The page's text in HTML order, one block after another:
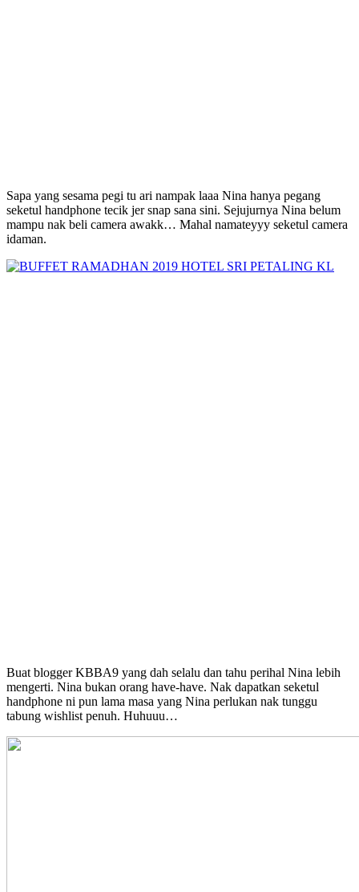
Sapa yang sesama pegi tu ari nampak laaa Nina hanya pegang
seketul handphone tecik jer snap sana sini. Sejujurnya Nina belum
mampu nak beli camera awakk… Mahal namateyyy seketul camera
idaman.
Buat blogger KBBA9 yang dah selalu dan tahu perihal Nina lebih
mengerti. Nina bukan orang have-have. Nak dapatkan seketul
handphone ni pun lama masa yang Nina perlukan nak tunggu
tabung wishlist penuh. Huhuuu…